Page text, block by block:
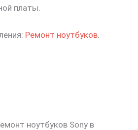
платы.
Ремонт ноутбуков.
ноутбуков Sony в